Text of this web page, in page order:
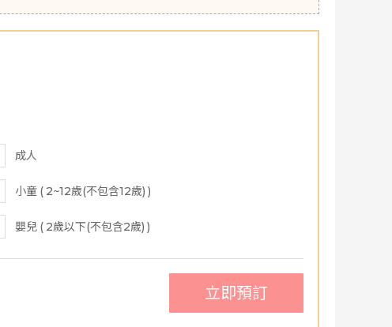
成人
小童 ( 2~12歲(不包含12歲) )
嬰兒 ( 2歲以下(不包含2歲) )
立即預訂